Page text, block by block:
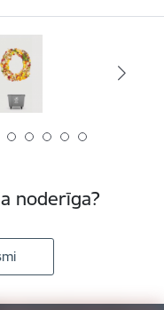
noderīga?